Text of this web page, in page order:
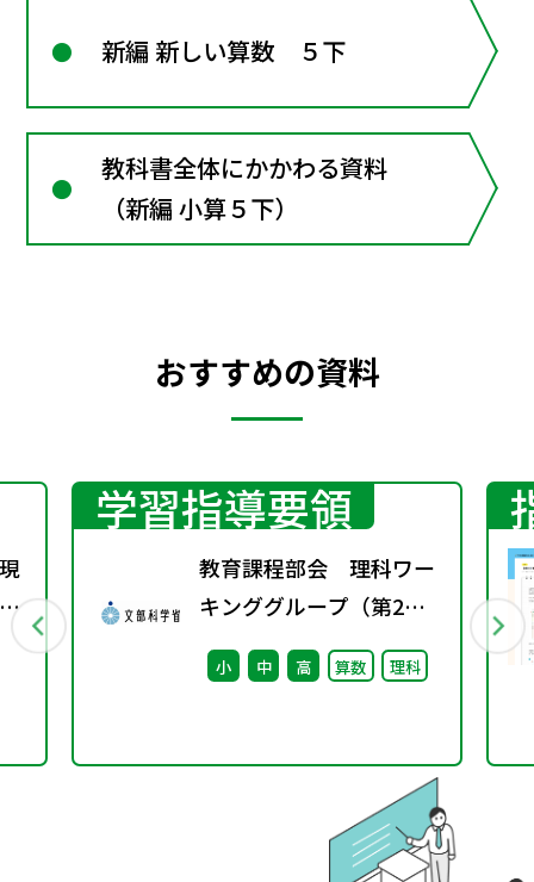
新編 新しい算数 ５下
教科書全体にかかわる資料
（新編 小算５下）
おすすめの資料
学習指導要領
教育課程部会 理科ワー
キンググループ（第2
回） 配付資料
小 中 高 算数 理科